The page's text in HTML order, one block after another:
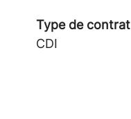
Type de contrat
CDI